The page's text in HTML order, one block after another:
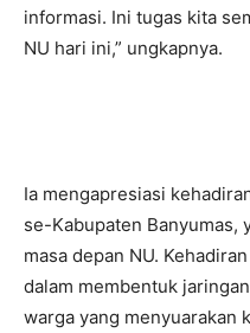
informasi. Ini tugas kita
NU hari ini,” ungkapnya.
Ia mengapresiasi
se-Kabupaten Banyumas,
masa depan NU.
dalam membentuk
warga yang menyuarakan